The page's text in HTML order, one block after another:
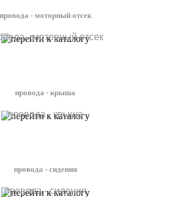
провода - моторный отсек
- моторный отсек
провода - крыша
провода - крыша
провода - сидения
провода - сидения